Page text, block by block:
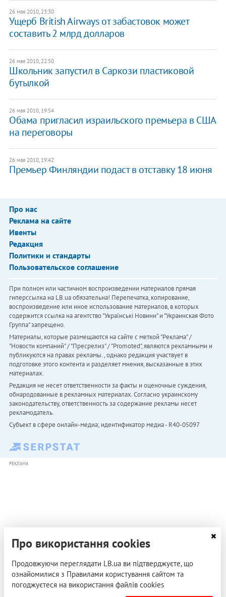
26 мая 2010, 23:30
Ущерб British Airways от забастовок может
составить 2 млрд долларов
26 мая 2010, 22:50
Школьник запустил в Саркози пластиковой
бутылкой
26 мая 2010, 19:54
Обама пригласил израильского премьера в США
на переговоры
26 мая 2010, 19:42
Премьер Финляндии подаст в отставку 18 июня
Про нас
Реклама на сайте
Ивенты
Редакция
Политики и стандарты
Пользовательское соглашение
При полном или частичном воспроизведении материалов прямая
гиперссылка на LB.ua обязательна! Перепечатка, копирование,
воспроизведение или иное использование материалов, в которых
содержится ссылка на агентство "Українськi Новини" и "Украинская Фото
Группа" запрещено.
Материалы, которые размещаются на сайте с меткой "Реклама" /
"Новости компаний" / "Пресрелиз" / "Promoted", являются рекламными и
публикуются на правах рекламы. , однако редакция участвует в
подготовке этого контента и разделяет мнения, высказанные в этих
материалах.
Редакция не несет ответственности за факты и оценочные суждения,
обнародованные в рекламных материалах. Согласно украинскому
законодательству, ответственность за содержание рекламы несет
рекламодатель.
Субъект в сфере онлайн-медиа; идентификатор медиа - R40-05097
РЕКЛАМА
Про використання cookies
Продовжуючи переглядати LB.ua ви підтверджуєте, що
ознайомилися з Правилами користування сайтом та
погоджуєтеся на використання файлів cookies